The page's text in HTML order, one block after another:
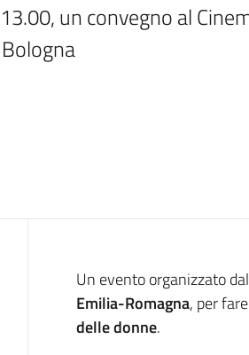
un convegno al
Introduzione
Un evento organizzato
Emilia-Romagna, per
delle donne.